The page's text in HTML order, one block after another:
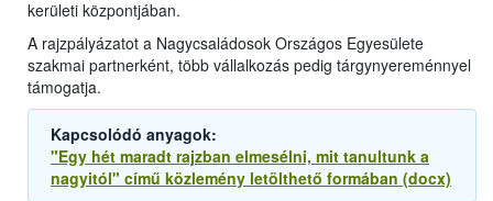
kerületi központjában.
A rajzpályázatot a Nagycsaládosok Országos Egyesülete
szakmai partnerként, több vállalkozás pedig tárgynyereménnyel
támogatja.
Kapcsolódó anyagok:
"Egy hét maradt rajzban elmesélni, mit tanultunk a
nagyitól" című közlemény letölthető formában (docx)